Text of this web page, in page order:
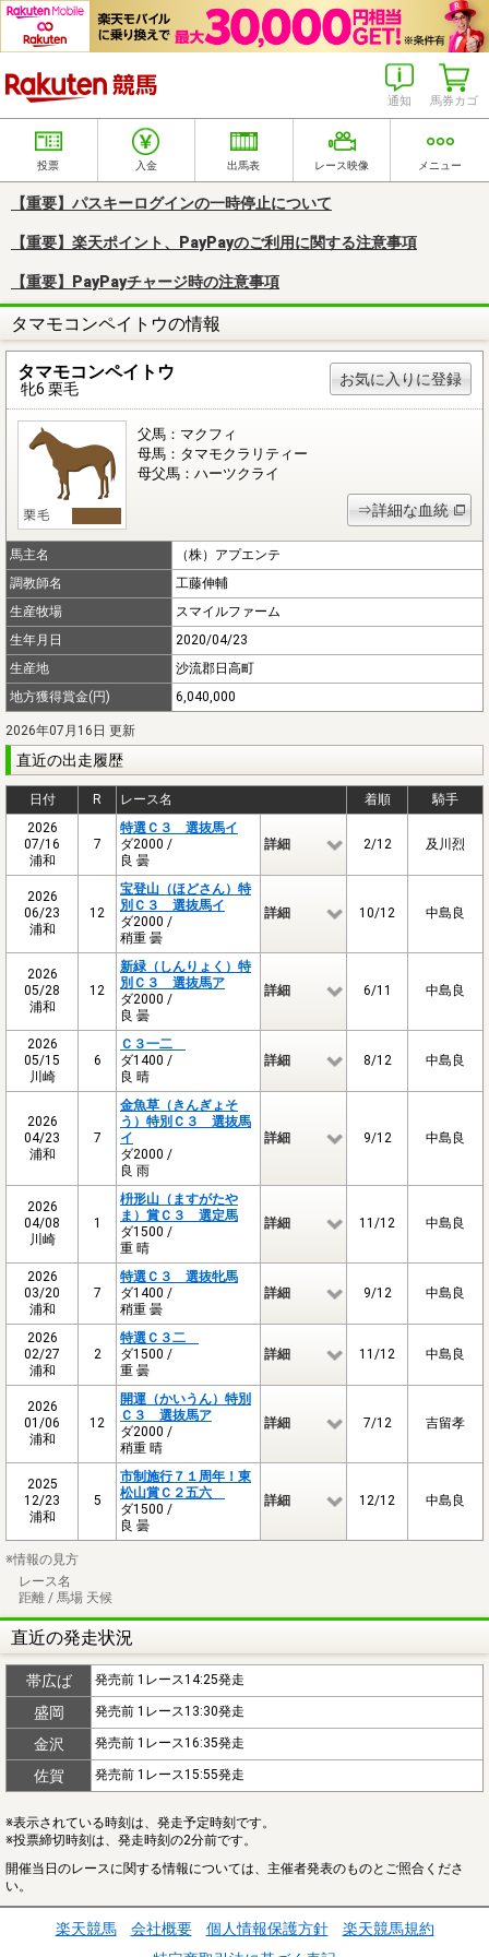
馬券カゴ
通知
投票 入金 出馬表 レース映像 メニュー
【重要】パスキーログインの一時停止について
【重要】楽天ポイント、PayPayのご利用に関する注意事項
【重要】PayPayチャージ時の注意事項
タマモコンペイトウの情報
タマモコンペイトウ
牝6 栗毛
お気に入りに登録
父馬：マクフィ
母馬：タマモクラリティー
母父馬：ハーツクライ
⇒詳細な血統
馬主名
（株）アプエンテ
調教師名
工藤伸輔
生産牧場
スマイルファーム
生年月日
2020/04/23
生産地
沙流郡日高町
地方獲得賞金(円)
6,040,000
2026年07月16日 更新
直近の出走履歴
日付 R レース名 着順
騎手
2026
07/16
浦和
7
特選Ｃ３ 選抜馬イ
ダ2000 /
良 曇
詳細 2/12 及川烈
2026
06/23
浦和
12
宝登山（ほどさん）特
別Ｃ３ 選抜馬イ
ダ2000 /
稍重 曇
詳細 10/12 中島良
2026
05/28
浦和
12
新緑（しんりょく）特
別Ｃ３ 選抜馬ア
ダ2000 /
良 曇
詳細 6/11 中島良
2026
05/15
川崎
6
Ｃ３一二
ダ1400 /
良 晴
詳細 8/12 中島良
2026
04/23
浦和
7
金魚草（きんぎょそ
う）特別Ｃ３ 選抜馬
イ
ダ2000 /
良 雨
詳細 9/12 中島良
2026
04/08
川崎
1
枡形山（ますがたや
ま）賞Ｃ３ 選定馬
ダ1500 /
重 晴
詳細 11/12 中島良
2026
03/20
浦和
7
特選Ｃ３ 選抜牝馬
ダ1400 /
稍重 曇
詳細 9/12 中島良
2026
02/27
浦和
2
特選Ｃ３二
ダ1500 /
重 曇
詳細 11/12 中島良
2026
01/06
浦和
12
開運（かいうん）特別
Ｃ３ 選抜馬ア
ダ2000 /
稍重 晴
詳細 7/12 吉留孝
2025
12/23
浦和
5
市制施行７１周年！東
松山賞Ｃ２五六
ダ1500 /
良 曇
詳細 12/12 中島良
※情報の見方
レース名
距離 / 馬場 天候
直近の発走状況
帯広ば 発売前 1レース14:25発走
盛岡 発売前 1レース13:30発走
金沢 発売前 1レース16:35発走
佐賀 発売前 1レース15:55発走
※表示されている時刻は、発走予定時刻です。
※投票締切時刻は、発走時刻の2分前です。
開催当日のレースに関する情報については、主催者発表のものとご照合くださ
い。
楽天競馬 会社概要 個人情報保護方針
楽天競馬規約